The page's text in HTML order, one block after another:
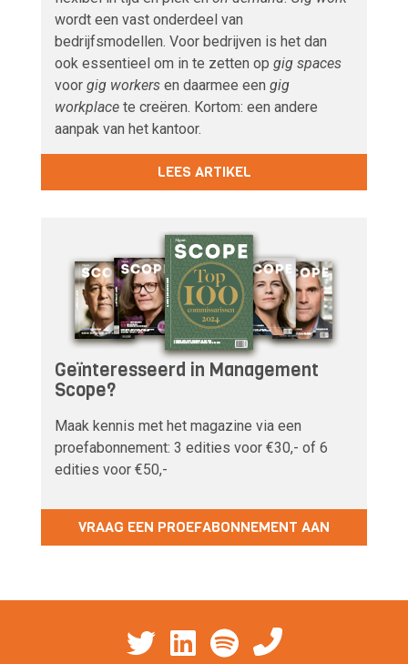
wordt een vast onderdeel van
bedrijfsmodellen. Voor bedrijven is het dan
ook essentieel om in te zetten op gig spaces
voor gig workers en daarmee een gig
workplace te creëren. Kortom: een andere
aanpak van het kantoor.
LEES ARTIKEL
Geïnteresseerd in Management
Scope?
Maak kennis met het magazine via een
proefabonnement: 3 edities voor €30,- of 6
edities voor €50,-
VRAAG EEN PROEFABONNEMENT AAN